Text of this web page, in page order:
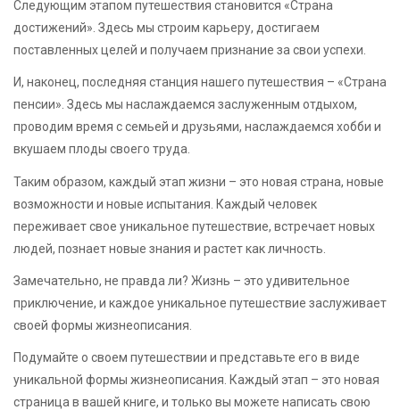
Следующим этапом путешествия становится «Страна
достижений». Здесь мы строим карьеру, достигаем
поставленных целей и получаем признание за свои успехи.
И, наконец, последняя станция нашего путешествия – «Страна
пенсии». Здесь мы наслаждаемся заслуженным отдыхом,
проводим время с семьей и друзьями, наслаждаемся хобби и
вкушаем плоды своего труда.
Таким образом, каждый этап жизни – это новая страна, новые
возможности и новые испытания. Каждый человек
переживает свое уникальное путешествие, встречает новых
людей, познает новые знания и растет как личность.
Замечательно, не правда ли? Жизнь – это удивительное
приключение, и каждое уникальное путешествие заслуживает
своей формы жизнеописания.
Подумайте о своем путешествии и представьте его в виде
уникальной формы жизнеописания. Каждый этап – это новая
страница в вашей книге, и только вы можете написать свою